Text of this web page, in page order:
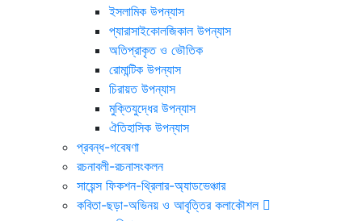
ইসলামিক উপন্যাস
প্যারাসাইকোলজিকাল উপন্যাস
অতিপ্রাকৃত ও ভৌতিক
রোমান্টিক উপন্যাস
চিরায়ত উপন্যাস
মুক্তিযুদ্ধের উপন্যাস
ঐতিহাসিক উপন্যাস
প্রবন্ধ-গবেষণা
রচনাবলী-রচনাসংকলন
সায়েন্স ফিকশন-থ্রিলার-অ্যাডভেঞ্চার
কবিতা-ছড়া-অভিনয় ও আবৃত্তির কলাকৌশল